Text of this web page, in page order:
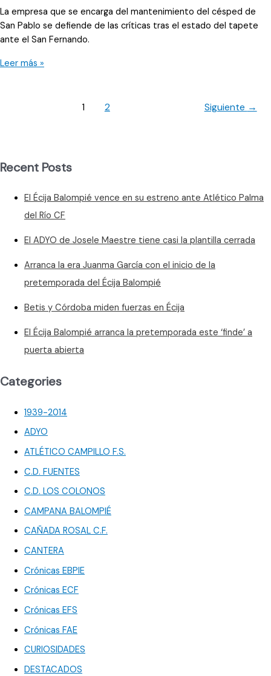
La empresa que se encarga del mantenimiento del césped de
San Pablo se defiende de las críticas tras el estado del tapete
ante el San Fernando.
Los
del
césped
Leer más »
1 2 Siguiente →
Recent Posts
El Écija Balompié vence en su estreno ante Atlético Palma
del Río CF
El ADYO de Josele Maestre tiene casi la plantilla cerrada
Arranca la era Juanma García con el inicio de la
pretemporada del Écija Balompié
Betis y Córdoba miden fuerzas en Écija
El Écija Balompié arranca la pretemporada este ‘finde’ a
puerta abierta
Categories
1939-2014
ADYO
ATLÉTICO CAMPILLO F.S.
C.D. FUENTES
C.D. LOS COLONOS
CAMPANA BALOMPIÉ
CAÑADA ROSAL C.F.
CANTERA
Crónicas EBPIE
Crónicas ECF
Crónicas EFS
Crónicas FAE
CURIOSIDADES
DESTACADOS